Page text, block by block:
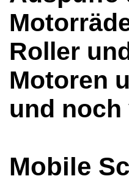
Roller
Motoren
und noch
Mobile